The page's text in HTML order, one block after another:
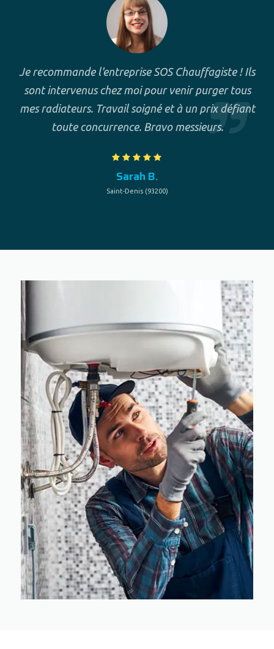
Je recommande l'entreprise SOS Chauffagiste ! Ils
sont intervenus chez moi pour venir purger tous
mes radiateurs. Travail soigné et à un prix défiant
toute concurrence. Bravo messieurs.
Sarah B.
Saint-Denis (93200)